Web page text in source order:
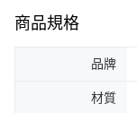
商品規格
品牌
材質